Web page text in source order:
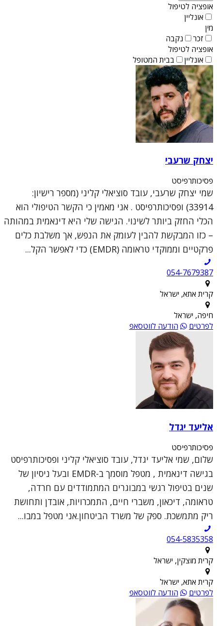
אופציה לטיפול
אונליין
מין
זכר
נקבה
אופציה לטיפול
אונליין
בבית המטופל
יצחק שרעבי
פסיכותרפיסט
שמי יצחק שרעבי, עובד סוציאלי קליני (מספר רישיון:
33914) ופסיכותרפיסט . אני מאמין כי הקשר הטיפולי הוא
הכלי החזק ביותר לשינוי. הגישה שלי היא דינאמית במהותה
– כזו המבקשת להבין לעומק את הנפש, אך משלבת כלים
פרקטיים וממוקדי טראומה (EMDR) כדי לאפשר הקל...
054-7679387
קרית אתא, ישראל
חיפה, ישראל
לפרטים
הודעה לווטסאפ
אליעד יגדל
פסיכותרפיסט
שלום, שמי אליעד יגדל, עובד סוציאלי קליני ופסיכותרפיסט
בגישה דינאמית , מטפל מוסמך ב-EMDR ובעל ניסיון של
שנים בטיפול רגשי במבוגרים המתמודדים עם חרדה,
טראומה, דיכאון, משברי חיים, התמכרויות, אובדן ותחושת
ריק מתמשכת. ספק של משרד הביטחון.אני מטפל במבו...
054-5835358
קרית מוצקין, ישראל
קרית אתא, ישראל
לפרטים
הודעה לווטסאפ